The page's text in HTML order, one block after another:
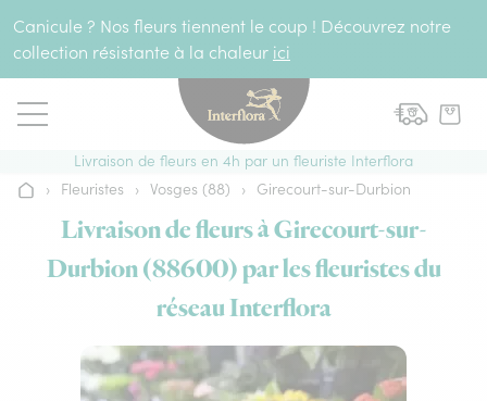
Canicule ? Nos fleurs tiennent le coup ! Découvrez notre
collection résistante à la chaleur ici
Livraison de fleurs en 4h par un fleuriste Interflora
Accueil
› Fleuristes › Vosges (88) › Girecourt-sur-Durbion
Livraison de fleurs à Girecourt-sur-
Durbion (88600) par les fleuristes du
réseau Interflora